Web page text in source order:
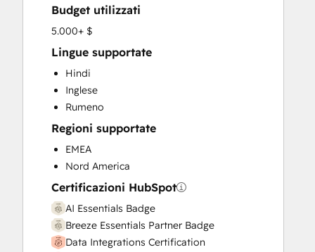
HubSpot Onboarding
Knowledge Base Development
Marketing Hub Professional Onboarding
Programmable Automation
Sales and Marketing Alignment
Sales Coaching and Training
Sales Enablement
Sales Hub Enterprise Onboarding
Sales Hub Professional Onboarding
Service Hub Professional Onboarding
Budget utilizzati
5.000+ $
Lingue supportate
Hindi
Inglese
Rumeno
Regioni supportate
EMEA
Nord America
Certificazioni HubSpot
AI Essentials Badge
Breeze Essentials Partner Badge
Data Integrations Certification